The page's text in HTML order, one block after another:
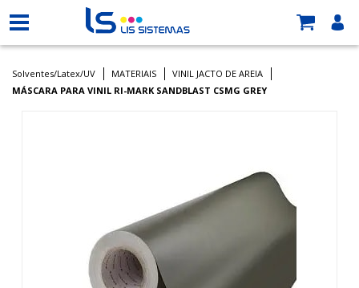
Solventes/Latex/UV MATERIAIS
VINIL JACTO DE AREIA
MÁSCARA PARA VINIL RI-MARK SANDBLAST CSMG GREY